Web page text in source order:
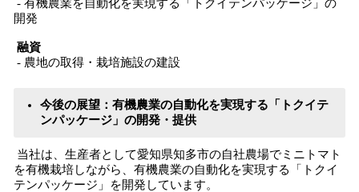
- 有機農業を自動化を実現する「トクイテンパッケージ」の
開発
融資
- 農地の取得・栽培施設の建設
今後の展望：有機農業の自動化を実現する「トクイテ
ンパッケージ」の開発・提供
当社は、生産者として愛知県知多市の自社農場でミニトマト
を有機栽培しながら、有機農業の自動化を実現する「トクイ
テンパッケージ」を開発しています。